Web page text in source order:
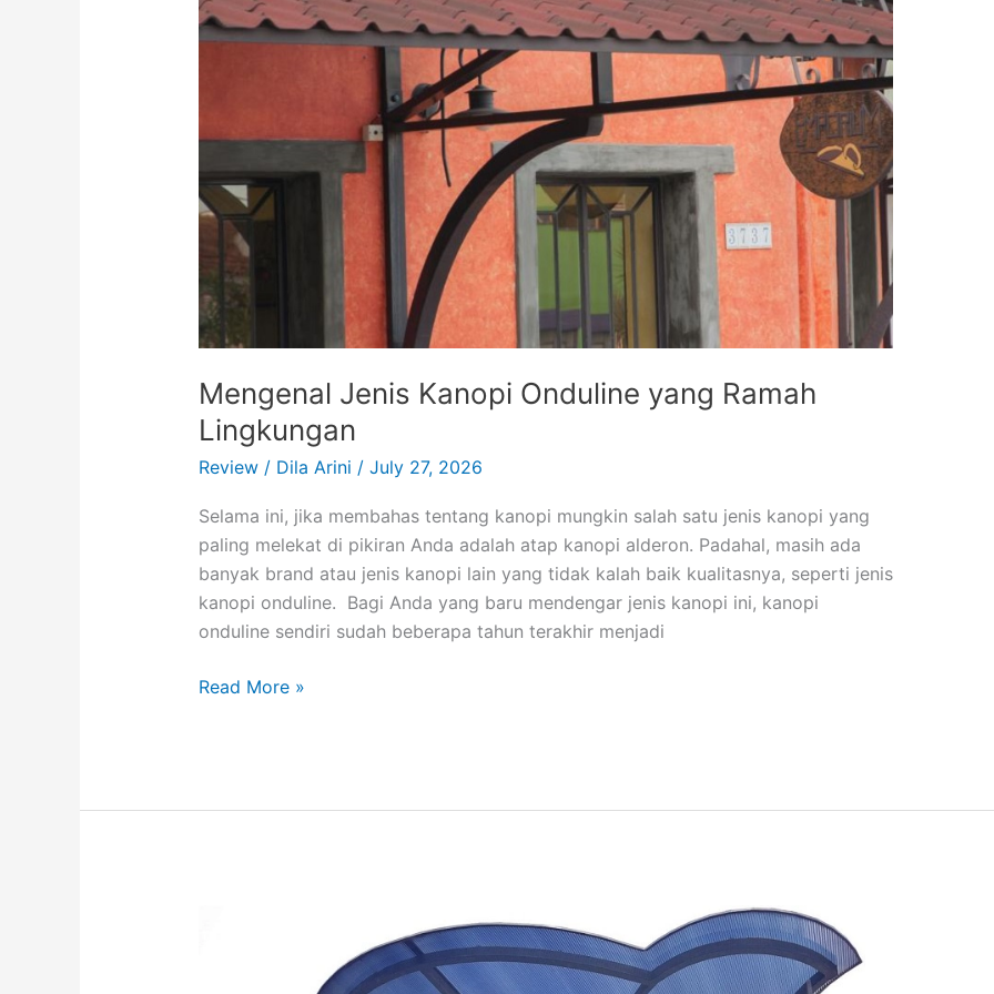
Mengenal Jenis Kanopi Onduline yang Ramah
Lingkungan
Review/ Dila Arini / July 27, 2026
Selama ini, jika membahas tentang kanopi mungkin salah satu jenis kanopi yang
paling melekat di pikiran Anda adalah atap kanopi alderon. Padahal, masih ada
banyak brand atau jenis kanopi lain yang tidak kalah baik kualitasnya, seperti jenis
kanopi onduline. Bagi Anda yang baru mendengar jenis kanopi ini, kanopi
onduline sendiri sudah beberapa tahun terakhir menjadi
Mengenal
Read More »